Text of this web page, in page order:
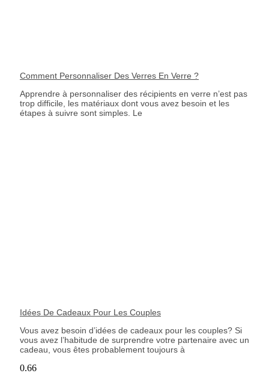
Comment Personnaliser Des Verres En Verre ?
Apprendre à personnaliser des récipients en verre n’est pas
trop difficile, les matériaux dont vous avez besoin et les
étapes à suivre sont simples. Le
Idées De Cadeaux Pour Les Couples
Vous avez besoin d’idées de cadeaux pour les couples? Si
vous avez l’habitude de surprendre votre partenaire avec un
cadeau, vous êtes probablement toujours à